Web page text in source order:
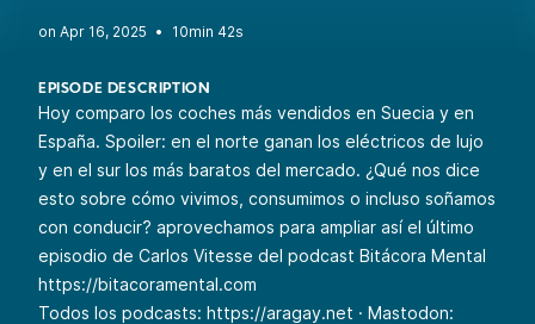
• 10min 42s
EPISODE DESCRIPTION
Hoy comparo los coches más vendidos en Suecia y en
España. Spoiler: en el norte ganan los eléctricos de lujo
y en el sur los más baratos del mercado. ¿Qué nos dice
esto sobre cómo vivimos, consumimos o incluso soñamos
con conducir? aprovechamos para ampliar así el último
episodio de Carlos Vitesse del podcast Bitácora Mental
https://bitacoramental.com
Todos los podcasts: https://aragay.net · Mastodon: